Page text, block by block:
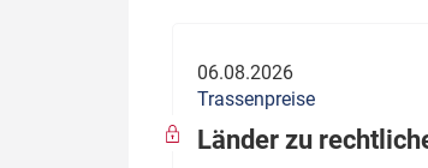
06.08.2026
Trassenpreise
Länder zu